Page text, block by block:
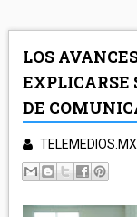
POLICÍA Y NOTA
SALUD
EDUCACIÓN
ECONOMÍA
TLAXCALA
LOS
EXPLICARSE
DE
TELEMEDIOS.MX